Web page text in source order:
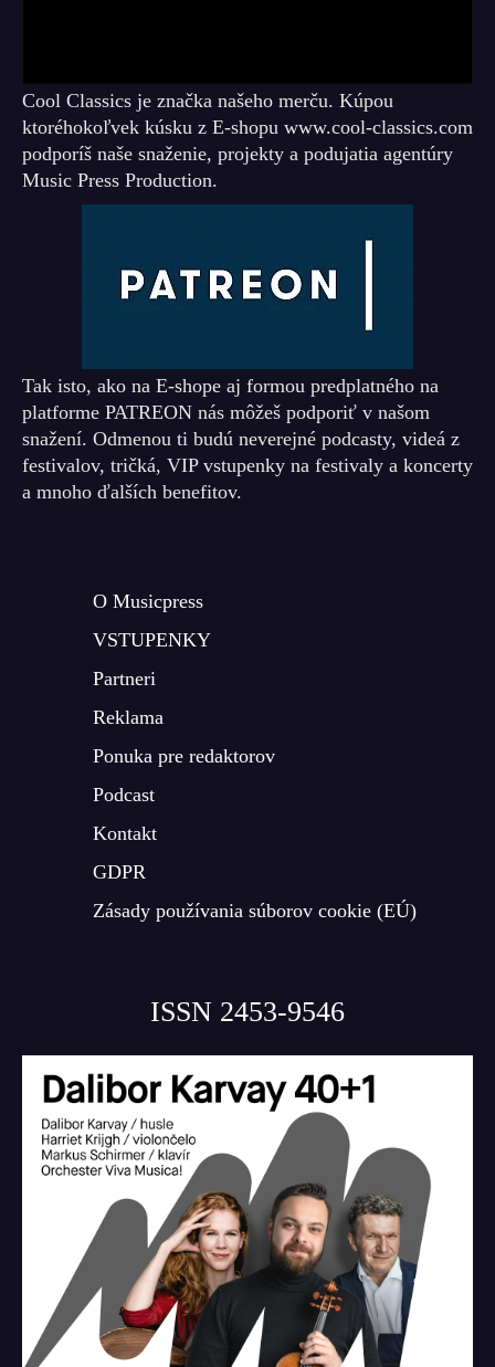
Cool Classics je značka našeho merču. Kúpou
ktoréhokoľvek kúsku z E-shopu www.cool-classics.com
podporíš naše snaženie, projekty a podujatia agentúry
Music Press Production.
Tak isto, ako na E-shope aj formou predplatného na
platforme PATREON nás môžeš podporiť v našom
snažení. Odmenou ti budú neverejné podcasty, videá z
festivalov, tričká, VIP vstupenky na festivaly a koncerty
a mnoho ďalších benefitov.
O Musicpress
VSTUPENKY
Partneri
Reklama
Ponuka pre redaktorov
Podcast
Kontakt
GDPR
Zásady používania súborov cookie (EÚ)
ISSN 2453-9546